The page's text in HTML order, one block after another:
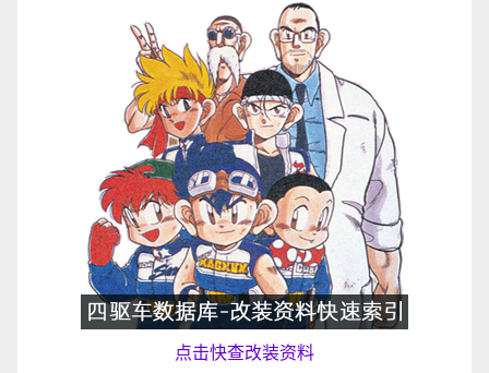
点击快查改装资料